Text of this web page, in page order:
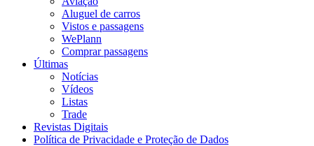
Aluguel de carros
Vistos e passagens
WePlann
Comprar passagens
Últimas
Notícias
Vídeos
Listas
Trade
Revistas Digitais
Política de Privacidade e Proteção de Dados